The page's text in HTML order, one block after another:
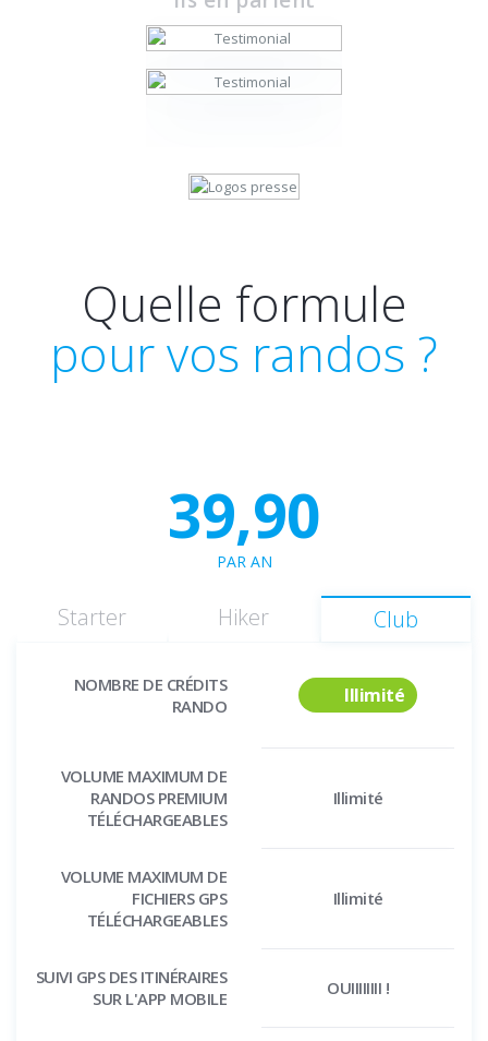
Quelle formule
pour vos randos ?
39,90
PAR AN
Starter Hiker Club
NOMBRE DE CRÉDITS
RANDO
Illimité
VOLUME MAXIMUM DE
RANDOS PREMIUM
TÉLÉCHARGEABLES
Illimité
VOLUME MAXIMUM DE
FICHIERS GPS
TÉLÉCHARGEABLES
Illimité
SUIVI GPS DES ITINÉRAIRES
SUR L'APP MOBILE
OUIIIIIIII !